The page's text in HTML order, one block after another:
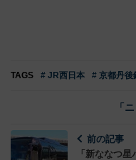
TAGS # JR西日本 # 京都丹後
「
前の記事
「新ななつ